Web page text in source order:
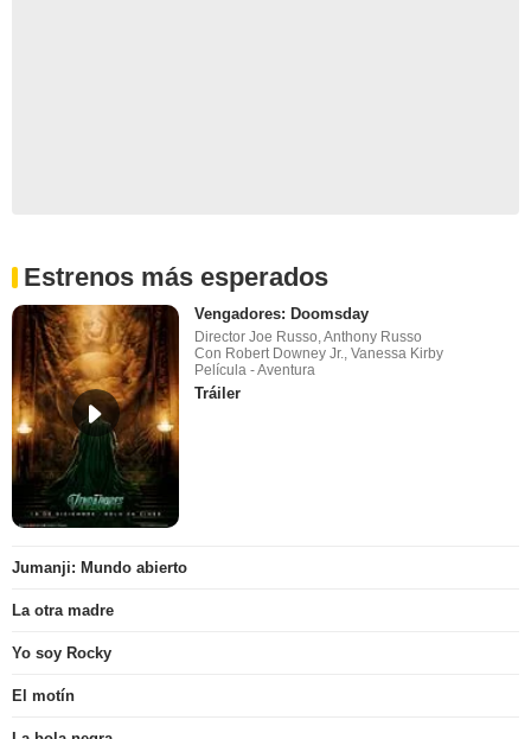
Estrenos más esperados
Vengadores: Doomsday
Director Joe Russo, Anthony Russo
Con Robert Downey Jr., Vanessa Kirby
Película - Aventura
Tráiler
Jumanji: Mundo abierto
La otra madre
Yo soy Rocky
El motín